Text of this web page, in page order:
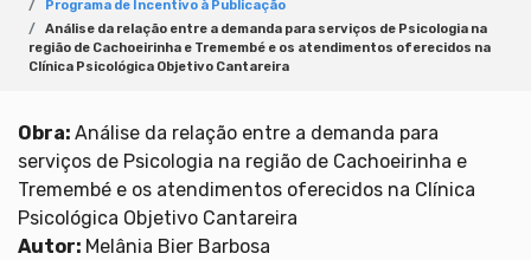
Programa de Incentivo à Publicação
Análise da relação entre a demanda para serviços de Psicologia na
região de Cachoeirinha e Tremembé e os atendimentos oferecidos na
Clínica Psicológica Objetivo Cantareira
Obra: Análise da relação entre a demanda para
serviços de Psicologia na região de Cachoeirinha e
Tremembé e os atendimentos oferecidos na Clínica
Psicológica Objetivo Cantareira
Autor: Melânia Bier Barbosa